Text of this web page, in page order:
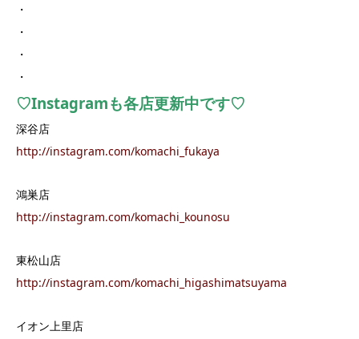
・
・
・
・
♡Instagramも各店更新中です♡
深谷店
http://instagram.com/komachi_fukaya
鴻巣店
http://instagram.com/komachi_kounosu
東松山店
http://instagram.com/komachi_higashimatsuyama
イオン上里店